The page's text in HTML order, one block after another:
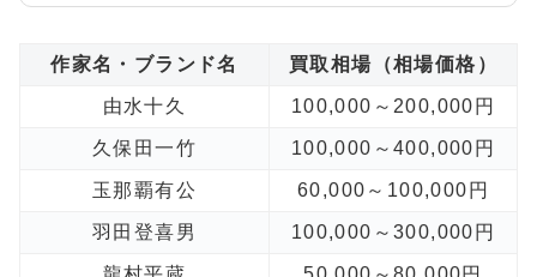
作家名・ブランド名 買取相場（相場価格）
由水十久 100,000～200,000円
久保田一竹 100,000～400,000円
玉那覇有公 60,000～100,000円
羽田登喜男 100,000～300,000円